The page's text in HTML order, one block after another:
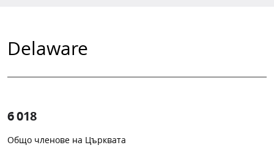
Delaware
6 018
Общо членове на Църквата
1 -in-